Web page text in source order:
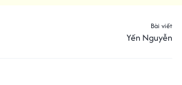
Bài viết
Yến Nguyễn